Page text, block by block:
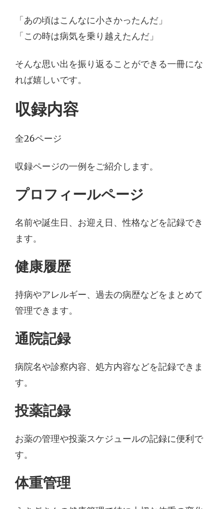
「あの頃はこんなに小さかったんだ」
「この時は病気を乗り越えたんだ」
そんな思い出を振り返ることができる一冊にな
れば嬉しいです。
収録内容
全26ページ
収録ページの一例をご紹介します。
プロフィールページ
名前や誕生日、お迎え日、性格などを記録でき
ます。
健康履歴
持病やアレルギー、過去の病歴などをまとめて
管理できます。
通院記録
病院名や診察内容、処方内容などを記録できま
す。
投薬記録
お薬の管理や投薬スケジュールの記録に便利で
す。
体重管理